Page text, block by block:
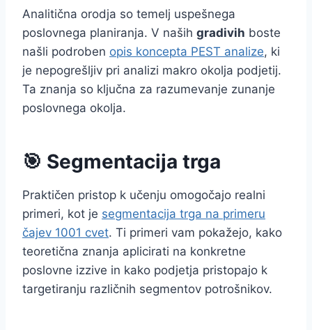
Analitična orodja so temelj uspešnega
poslovnega planiranja. V naših gradivih boste
našli podroben opis koncepta PEST analize, ki
je nepogrešljiv pri analizi makro okolja podjetij.
Ta znanja so ključna za razumevanje zunanje
poslovnega okolja.
🎯 Segmentacija trga
Praktičen pristop k učenju omogočajo realni
primeri, kot je segmentacija trga na primeru
čajev 1001 cvet. Ti primeri vam pokažejo, kako
teoretična znanja aplicirati na konkretne
poslovne izzive in kako podjetja pristopajo k
targetiranju različnih segmentov potrošnikov.